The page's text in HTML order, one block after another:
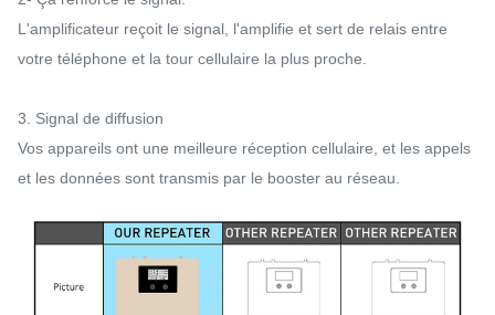
L'amplificateur reçoit le signal, l'amplifie et sert de relais entre
votre téléphone et la tour cellulaire la plus proche.
3. Signal de diffusion
Vos appareils ont une meilleure réception cellulaire, et les appels
et les données sont transmis par le booster au réseau.